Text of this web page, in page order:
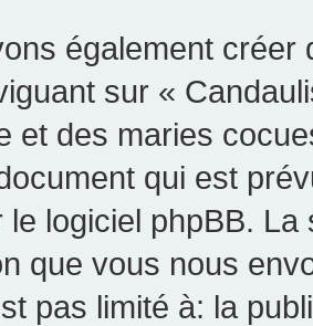
également
sur «
et des maries
qui est
le logiciel phpBB.
que vous nous
pas limité à: la